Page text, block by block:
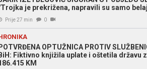
je prekrižena, napravili su samo
Prije 27 min 0
OPTUŽNICA PROTIV
Fiktivno knjižila uplate i oštetila državu
KM